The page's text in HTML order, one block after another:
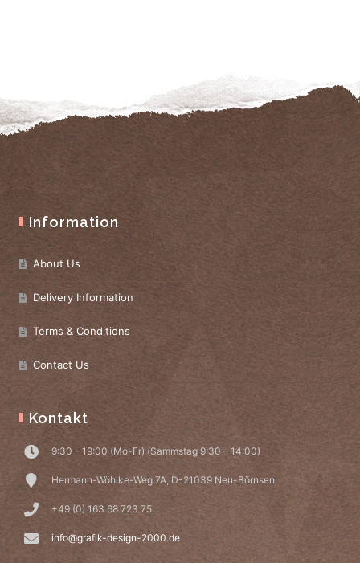
Information
About Us
Delivery Information
Terms & Conditions
Contact Us
Kontakt
9:30 – 19:00 (Mo-Fr) (Sammstag 9:30 – 14:00)
Hermann-Wöhlke-Weg 7A, D-21039 Neu-Börnsen
+49 (0) 163 68 723 75
info@grafik-design-2000.de